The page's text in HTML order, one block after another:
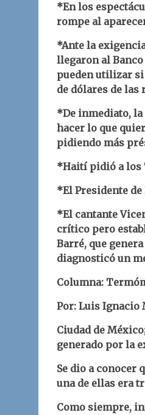
*En los
rompe al
*Ante la
llegaron al
pueden utilizar
de dólares de las
*De inmediato,
hacer lo que
pidiendo más
*Haití pidió a los
*El Presidente
*El cantante
crítico pero
Barré, que
diagnosticó un
Columna:
Por: Luis Ignacio
Ciudad de
generado por la
Se dio a conocer
una de ellas era
Como siempre,